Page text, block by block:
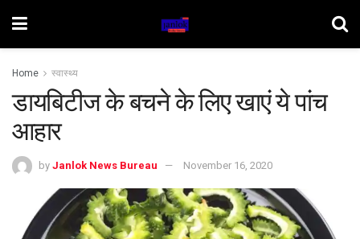
Home स्वास्थ्य
डायबिटीज के बचने के लिए खाएं ये पांच
आहार
by Janlok News Bureau November 16, 2020